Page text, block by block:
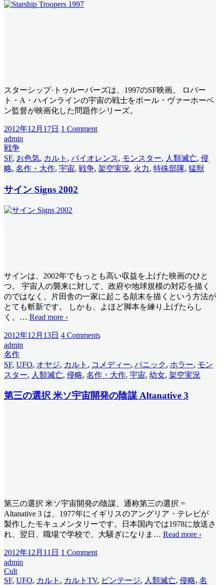
スターシップ·トゥルーパーズは、1997のSF映画。 ロバー
ト・A・ハインラインの宇宙の戦士をポール・ヴァーホーベ
ン監督が映画化した問題作シリーズ。
2012年12月17日 1 Comment
admin
戦争
SF, お色気, カルト , バイオレンス, モンスター, 人類滅亡, 侵
略, 名作・大作, 宇宙, 戦争, 架空実況, 火力, 特殊部隊, 猛獣
サイン Signs 2002
サインは、2002年でもっとも高い収益を上げた映画のひと
つ。 宇宙人の襲来に対して、政府や地球規模の対応を描く
のではなく、片田舎の一家に起こる顛末を描くという方法が
とても斬新です。 しかも、よほど脚本を練り上げたらし
く、 … Read more ›
2012年12月13日 4 Comments
admin
名作
SF, UFO, オヤジ, カルト , コメディー, パニック, ホラー, モン
スター, 人類滅亡, 侵略, 名作・大作, 宇宙, 幼女, 架空実況
第三の選択 米ソ宇宙開発の陰謀 Altanative 3
第三の選択 米ソ宇宙開発の陰謀、通称第三の選択 =
Altanative 3 は、1977年にイギリスのアングリア・テレビが
製作したモキュメンタリーです。日本国内では1978に放送さ
れ、翌日、職場で学校で、大騒ぎになりま … Read more ›
2012年12月11日 1 Comment
admin
Cult
SF, UFO, カルト , カルトTV, ビンテージ, 人類滅亡, 侵略, 名